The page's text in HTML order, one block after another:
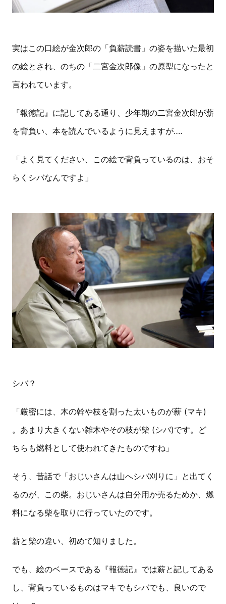
実はこの口絵が金次郎の「負薪読書」の姿を描いた最初
の絵とされ、のちの「二宮金次郎像」の原型になったと
言われています。
『報徳記』に記してある通り、少年期の二宮金次郎が薪
を背負い、本を読んでいるように見えますが‥‥
「よく見てください、この絵で背負っているのは、おそ
らくシバなんですよ」
シバ？
「厳密には、木の幹や枝を割った太いものが薪 (マキ)
。あまり大きくない雑木やその枝が柴 (シバ)です。ど
ちらも燃料として使われてきたものですね」
そう、昔話で「おじいさんは山へシバ刈りに」と出てく
るのが、この柴。おじいさんは自分用か売るためか、燃
料になる柴を取りに行っていたのです。
薪と柴の違い、初めて知りました。
でも、絵のベースである『報徳記』では薪と記してある
し、背負っているものはマキでもシバでも、良いので